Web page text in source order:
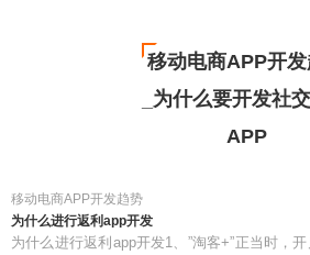
移动电商APP开
_为什么要开发社
APP
移动电商APP开发趋势
为什么进行返利app开发
为什么进行返利app开发1、”淘客+”正当时，